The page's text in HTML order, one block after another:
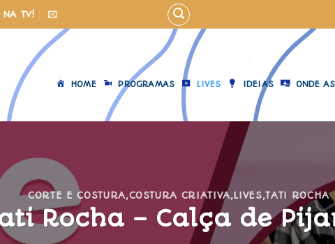
TV!
HOME PROGRAMAS LIVES IDEIAS ONDE
CORTE E COSTURA,COSTURA CRIATIVA,LIVES,TATI ROCHA
Rocha – Calça de